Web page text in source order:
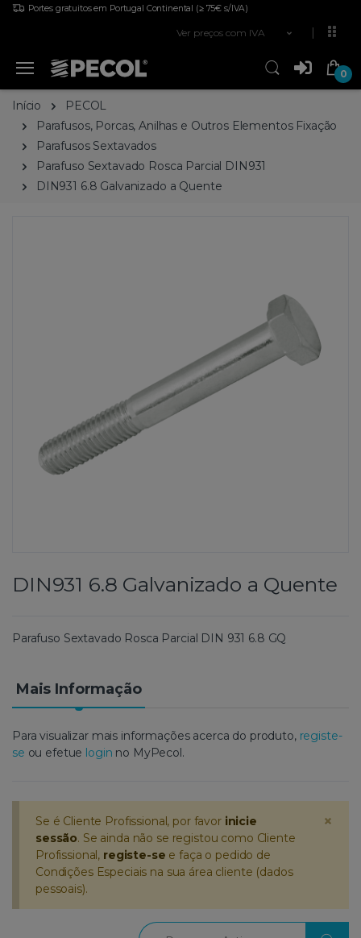
Portes gratuitos em Portugal Continental (≥ 75€ s/IVA)
Ver preços com IVA
0
Início
PECOL
Parafusos, Porcas, Anilhas e Outros Elementos Fixação
Parafusos Sextavados
Parafuso Sextavado Rosca Parcial DIN931
DIN931 6.8 Galvanizado a Quente
DIN931 6.8 Galvanizado a Quente
Parafuso Sextavado Rosca Parcial DIN 931 6.8 GQ
Mais Informação
Para visualizar mais informações acerca do produto, registe-
se ou efetue login no MyPecol.
×
Se é Cliente Profissional, por favor inicie
sessão. Se ainda não se registou como Cliente
Profissional, registe-se e faça o pedido de
Condições Especiais na sua área cliente (dados
pessoais).
Procurar